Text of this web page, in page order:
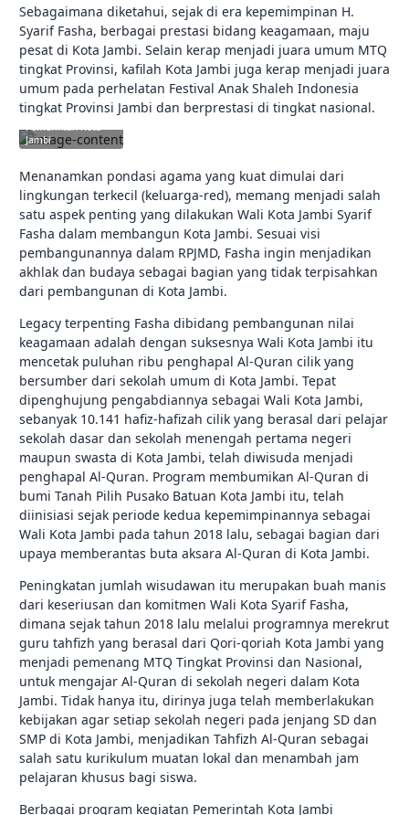
Sebagaimana diketahui, sejak di era kepemimpinan H.
Syarif Fasha, berbagai prestasi bidang keagamaan, maju
pesat di Kota Jambi. Selain kerap menjadi juara umum MTQ
tingkat Provinsi, kafilah Kota Jambi juga kerap menjadi juara
umum pada perhelatan Festival Anak Shaleh Indonesia
tingkat Provinsi Jambi dan berprestasi di tingkat nasional.
jambikota.go.id |
Jambi
Menanamkan pondasi agama yang kuat dimulai dari
lingkungan terkecil (keluarga-red), memang menjadi salah
satu aspek penting yang dilakukan Wali Kota Jambi Syarif
Fasha dalam membangun Kota Jambi. Sesuai visi
pembangunannya dalam RPJMD, Fasha ingin menjadikan
akhlak dan budaya sebagai bagian yang tidak terpisahkan
dari pembangunan di Kota Jambi.
Legacy terpenting Fasha dibidang pembangunan nilai
keagamaan adalah dengan suksesnya Wali Kota Jambi itu
mencetak puluhan ribu penghapal Al-Quran cilik yang
bersumber dari sekolah umum di Kota Jambi. Tepat
dipenghujung pengabdiannya sebagai Wali Kota Jambi,
sebanyak 10.141 hafiz-hafizah cilik yang berasal dari pelajar
sekolah dasar dan sekolah menengah pertama negeri
maupun swasta di Kota Jambi, telah diwisuda menjadi
penghapal Al-Quran. Program membumikan Al-Quran di
bumi Tanah Pilih Pusako Batuan Kota Jambi itu, telah
diinisiasi sejak periode kedua kepemimpinannya sebagai
Wali Kota Jambi pada tahun 2018 lalu, sebagai bagian dari
upaya memberantas buta aksara Al-Quran di Kota Jambi.
Peningkatan jumlah wisudawan itu merupakan buah manis
dari keseriusan dan komitmen Wali Kota Syarif Fasha,
dimana sejak tahun 2018 lalu melalui programnya merekrut
guru tahfizh yang berasal dari Qori-qoriah Kota Jambi yang
menjadi pemenang MTQ Tingkat Provinsi dan Nasional,
untuk mengajar Al-Quran di sekolah negeri dalam Kota
Jambi. Tidak hanya itu, dirinya juga telah memberlakukan
kebijakan agar setiap sekolah negeri pada jenjang SD dan
SMP di Kota Jambi, menjadikan Tahfizh Al-Quran sebagai
salah satu kurikulum muatan lokal dan menambah jam
pelajaran khusus bagi siswa.
Berbagai program kegiatan Pemerintah Kota Jambi